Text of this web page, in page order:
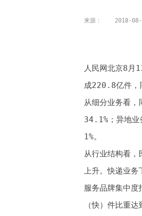
来源： 2018-
人民网北京8月
成220.8亿件，
从细分业务看
34.1%；异地
1%。
从行业结构看
上升。快递业务
服务品牌集中度
（快）件比重